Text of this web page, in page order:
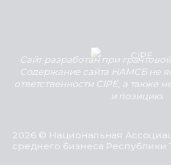
Сайт разработан при
Содержание сайта НАМСБ не
ответственности CIPE, а также
и позицию.
2026 © Национальная
среднего бизнеса Республики